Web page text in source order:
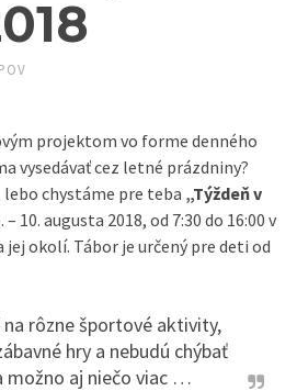
projektom vo forme denného
vysedávať cez letné prázdniny?
chystáme pre teba „Týždeň v
10. augusta 2018, od 7:30 do 16:00 v
jej okolí. Tábor je určený pre deti od
rôzne športové aktivity,
hry a nebudú chýbať
možno aj niečo viac …